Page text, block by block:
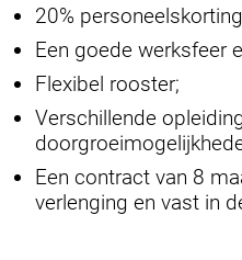
20%
Een goede werksfeer
Flexibel rooster;
Verschillende
Een contract van 8
verlenging en vast in